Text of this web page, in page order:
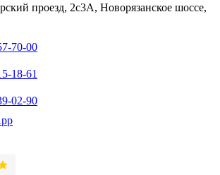
проезд, 2с3А, Новорязанское шоссе,
70-00
18-61
02-90